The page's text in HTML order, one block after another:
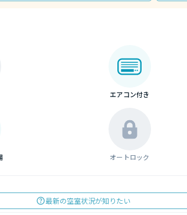
エアコン付き
オートロック
最新の空室状況が知りたい